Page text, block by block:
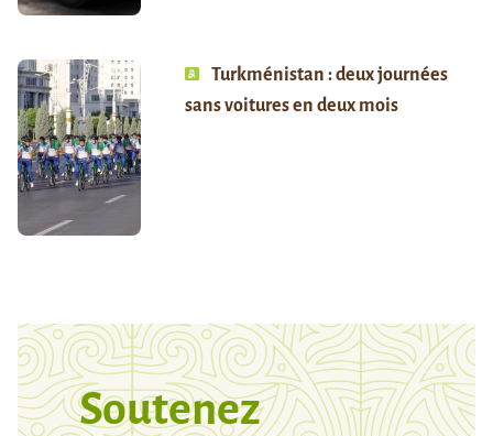
Turkménistan : deux journées
sans voitures en deux mois
Soutenez